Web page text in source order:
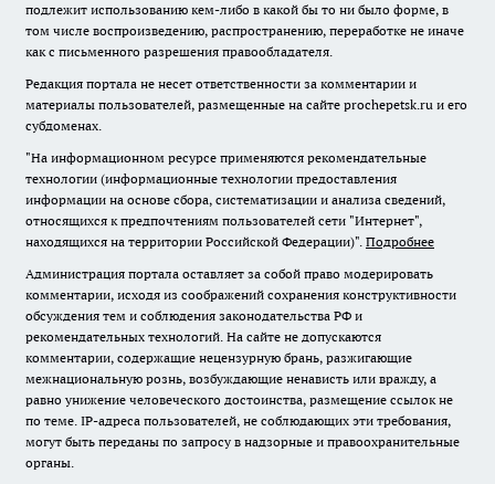
подлежит использованию кем-либо в какой бы то ни было форме, в
том числе воспроизведению, распространению, переработке не иначе
как с письменного разрешения правообладателя.
Редакция портала не несет ответственности за комментарии и
материалы пользователей, размещенные на сайте prochepetsk.ru и его
субдоменах.
"На информационном ресурсе применяются рекомендательные
технологии (информационные технологии предоставления
информации на основе сбора, систематизации и анализа сведений,
относящихся к предпочтениям пользователей сети "Интернет",
находящихся на территории Российской Федерации)". Подробнее
Администрация портала оставляет за собой право модерировать
комментарии, исходя из соображений сохранения конструктивности
обсуждения тем и соблюдения законодательства РФ и
рекомендательных технологий. На сайте не допускаются
комментарии, содержащие нецензурную брань, разжигающие
межнациональную рознь, возбуждающие ненависть или вражду, а
равно унижение человеческого достоинства, размещение ссылок не
по теме. IP-адреса пользователей, не соблюдающих эти требования,
могут быть переданы по запросу в надзорные и правоохранительные
органы.